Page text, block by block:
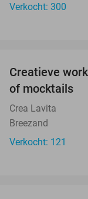
Verkocht: 300
Creatieve
of mocktails
Crea Lavita
Breezand
Verkocht: 121